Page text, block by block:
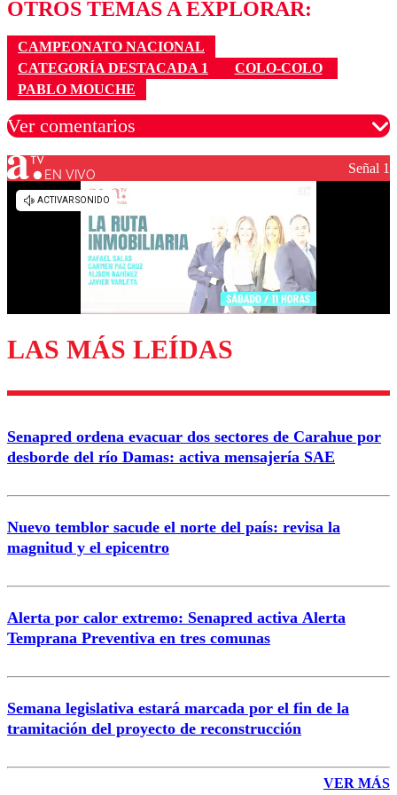
OTROS TEMAS A EXPLORAR:
CAMPEONATO NACIONAL
CATEGORÍA DESTACADA 1
COLO-COLO
PABLO MOUCHE
Ver comentarios
Los comentarios son moderados para garantizar un
Enviar comentario
EN VIVO Señal 1
LAS MÁS LEÍDAS
Senapred ordena evacuar dos sectores de Carahue por
desborde del río Damas: activa mensajería SAE
Nuevo temblor sacude el norte del país: revisa la
magnitud y el epicentro
Alerta por calor extremo: Senapred activa Alerta
Temprana Preventiva en tres comunas
Semana legislativa estará marcada por el fin de la
tramitación del proyecto de reconstrucción
VER MÁS